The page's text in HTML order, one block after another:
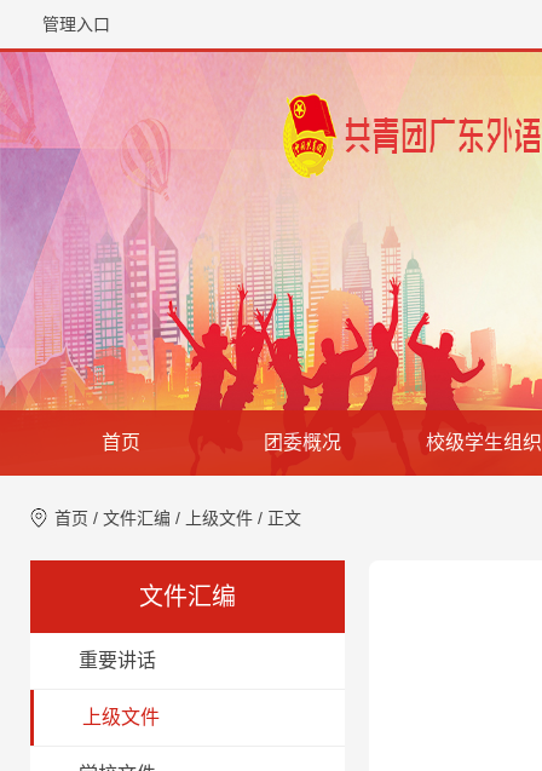
管理入口
首页 团委概况 校级学生组织
首页 / 文件汇编 / 上级文件 / 正文
文件汇编
重要讲话
上级文件